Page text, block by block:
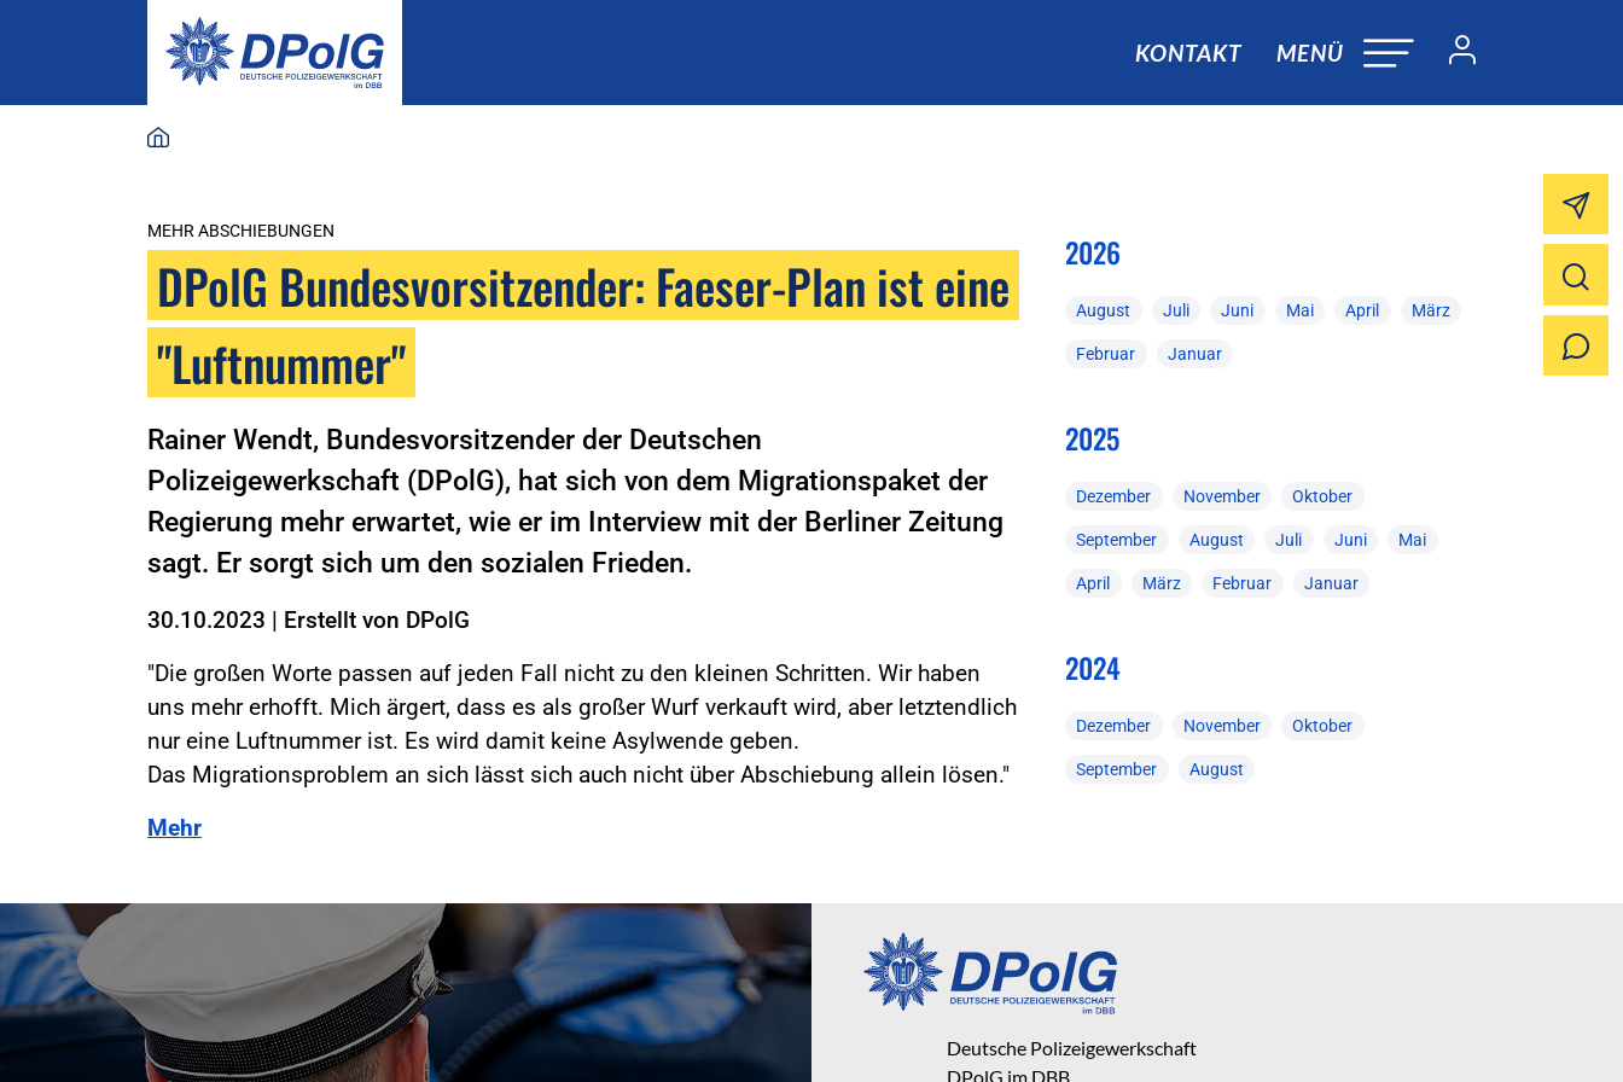
KONTAKT MENÜ
MEHR ABSCHIEBUNGEN
DPolG Bundesvorsitzender: Faeser-Plan ist eine
"Luftnummer"
Rainer Wendt, Bundesvorsitzender der Deutschen
Polizeigewerkschaft (DPolG), hat sich von dem Migrationspaket der
Regierung mehr erwartet, wie er im Interview mit der Berliner Zeitung
sagt. Er sorgt sich um den sozialen Frieden.
30.10.2023 | Erstellt von DPolG
"Die großen Worte passen auf jeden Fall nicht zu den kleinen Schritten. Wir haben
uns mehr erhofft. Mich ärgert, dass es als großer Wurf verkauft wird, aber letztendlich
nur eine Luftnummer ist. Es wird damit keine Asylwende geben.
Das Migrationsproblem an sich lässt sich auch nicht über Abschiebung allein lösen."
Mehr
2026
August Juli Juni Mai April März
Februar Januar
2025
Dezember November Oktober
September August Juli Juni Mai
April März Februar Januar
2024
Dezember November Oktober
September August
Deutsche Polizeigewerkschaft
DPolG im DBB